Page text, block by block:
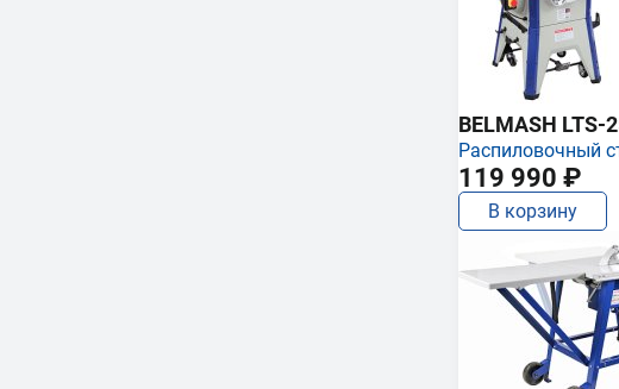
BELMASH LTS-
Распиловочный
119 990 ₽
В корзину